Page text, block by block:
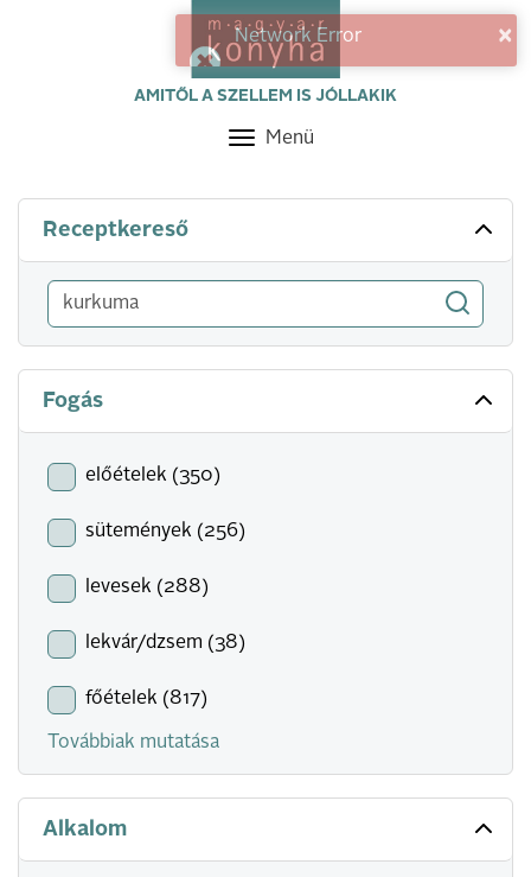
AMITŐL A SZELLEM IS JÓLLAKIK
Toggle
Menü
Receptkereső
Fogás
előételek (350)
sütemények (256)
levesek (288)
lekvár/dzsem (38)
főételek (817)
Továbbiak mutatása
Alkalom
×
Network Error